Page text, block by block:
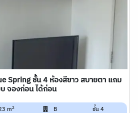
Spring ชั้น 4 ห้องสีขาว สบายตา แถม
จองก่อน ได้ก่อน
m2 B ชั้น 4